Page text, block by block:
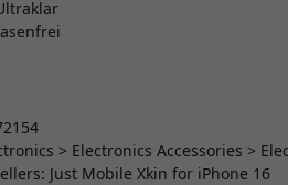
> Electronics Accessories >
Just Mobile Xkin for iPhone 16